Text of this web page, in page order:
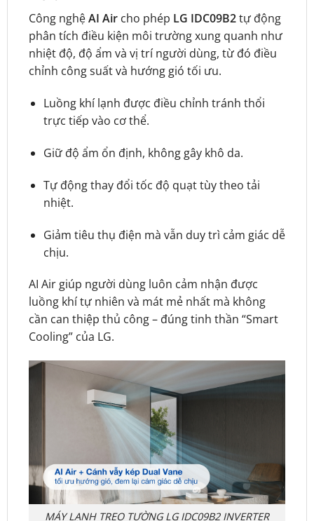
Công nghệAI Aircho phép LG IDC09B2tự động
phân tích điều kiện môi trường xung quanh như
nhiệt độ, độ ẩm và vị trí người dùng, từ đó điều
chỉnh công suất và hướng gió tối ưu.
Luồng khí lạnh được điều chỉnh tránh thổi
trực tiếp vào cơ thể.
Giữ độ ẩm ổn định, không gây khô da.
Tự động thay đổi tốc độ quạt tùy theo tải
nhiệt.
Giảm tiêu thụ điện mà vẫn duy trì cảm giác dễ
chịu.
AI Air giúp người dùng luôn cảm nhận được
luồng khí tự nhiên và mát mẻ nhất mà không
cần can thiệp thủ công – đúng tinh thần “Smart
Cooling” của LG.
MÁY LẠNH TREO TƯỜNG LG IDC09B2 INVERTER